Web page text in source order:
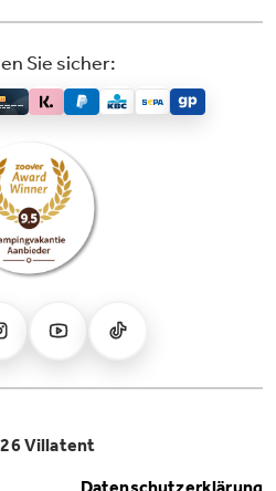
Sie sicher:
Villatent